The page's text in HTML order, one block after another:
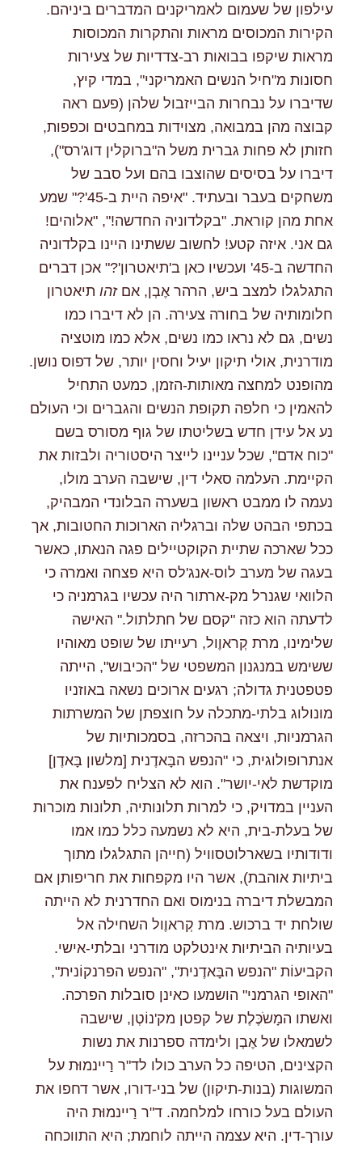
עילפון של שעמום לאמריקנים המדברים ביניהם.
הקירות המכוסים מראות והתקרות המכוסות
מראות שיקפו בבואות רב-צדדיות של צעירות
חסונות מ"חיל הנשים האמריקני", במדי קיץ,
שדיברו על נבחרות הבייזבול שלהן (פעם ראה
קבוצה מהן במבואה, מצוידות במחבטים וכפפות,
חזותן לא פחות גברית משל ה"ברוקלין דוג'רס"),
דיברו על בסיסים שהוצבו בהם ועל סבב של
משחקים בעבר ובעתיד. "איפה היית ב-45'?" שמע
אחת מהן קוראת. "בקלדוניה החדשה!", "אלוהים!
גם אני. איזה קטע! לחשוב ששתינו היינו בקלדוניה
החדשה ב-45' ועכשיו כאן ב'תיאטרון'?" אכן דברים
התגלגלו למצב ביש, הרהר אֶבְן, אםזהו תיאטרון
חלומותיה של בחורה צעירה. הן לא דיברו כמו
נשים, גם לא נראו כמו נשים, אלא כמו מוטציה
מודרנית, אולי תיקון יעיל וחסין יותר, של דפוס נושן.
מהופנט למחצה מאותות-הזמן, כמעט התחיל
להאמין כי חלפה תקופת הנשים והגברים וכי העולם
נע אל עידן חדש בשליטתו של גוף מסורס בשם
"כוח אדם", שכל עניינו לייצר היסטוריה ולבזות את
הקיימת. העלמה סאלי דין, שישבה הערב מולו,
נעמה לו ממבט ראשון בשערה הבלונדי המבהיק,
בכתפי הבהט שלה וברגליה הארוכות החטובות, אך
ככל שארכה שתיית הקוקטיילים פגה הנאתו, כאשר
בעגה של מערב לוס-אנג'לס היא פצחה ואמרה כי
הלוואי שגנרל מק-ארתור היה עכשיו בגרמניה כי
לדעתה הוא כזה "קסם של חתלתול." האישה
שלימינו, מרת קְראוֶול, רעייתו של שופט מאוהיו
ששימש במנגנון המשפטי של "הכיבוש", הייתה
פטפטנית גדולה; רגעים ארוכים נשאה באוזניו
מונולוג בלתי-מתכלה על חוצפתן של המשרתות
הגרמניות, ויצאה בהכרזה, בסמכותיות של
אנתרופולוגית, כי "הנפש הבָּאדֶנית [מלשון בָּאדֶן]
מוקדשת לאי-יושר". הוא לא הצליח לפענח את
העניין במדויק, כי למרות תלונותיה, תלונות מוכרות
של בעלת-בית, היא לא נשמעה כלל כמו אמו
ודודותיו בשארלוטסוויל (חייהן התגלגלו מתוך
ביתיות אוהבת), אשר היו מקפחות את חריפותן אם
המבשלת דיברה בנימוס ואם החדרנית לא הייתה
שולחת יד ברכוש. מרת קְראוֶול השחילה אל
בעיותיה הביתיות אינטלקט מודרני ובלתי-אישי.
הקביעוֹת "הנפש הבָּאדֶנית", "הנפש הפרנקוֹנית",
"האופי הגרמני" הושמעו כאינן סובלות הפרכה.
ואשתו המָשֹכֶּלֶת של קפטן מק'נוֹטְן, שישבה
לשמאלו של אֶבְן ולימדה ספרנות את נשות
הקצינים, הטיפה כל הערב כולו לד"ר רַיינמוּּת על
המשוגות (בנות-תיקון) של בני-דורו, אשר דחפו את
העולם בעל כורחו למלחמה. ד"ר רַיינמוּּת היה
עורך-דין. היא עצמה הייתה לוחמת; היא התווכחה